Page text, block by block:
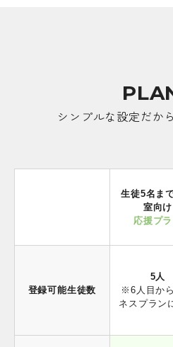
シンプルな設定だか
生徒5名ま
室向け
応援プ
登録可能生徒数
5人
※6人目か
ネスプラン